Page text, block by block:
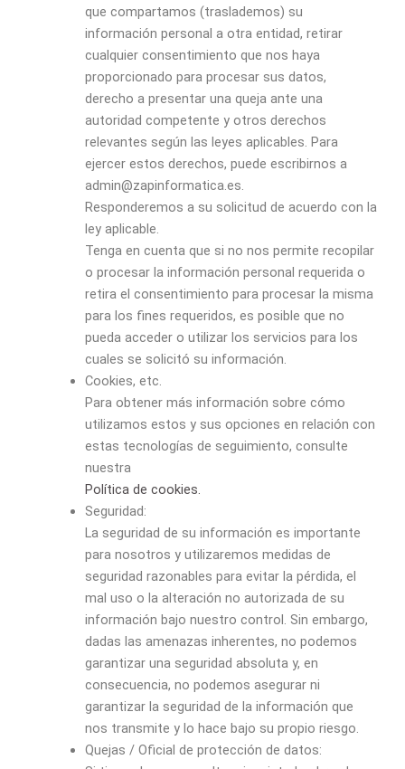
que compartamos (traslademos) su
información personal a otra entidad, retirar
cualquier consentimiento que nos haya
proporcionado para procesar sus datos,
derecho a presentar una queja ante una
autoridad competente y otros derechos
relevantes según las leyes aplicables. Para
ejercer estos derechos, puede escribirnos a
admin@zapinformatica.es.
Responderemos a su solicitud de acuerdo con la
ley aplicable.
Tenga en cuenta que si no nos permite recopilar
o procesar la información personal requerida o
retira el consentimiento para procesar la misma
para los fines requeridos, es posible que no
pueda acceder o utilizar los servicios para los
cuales se solicitó su información.
Cookies, etc.
Para obtener más información sobre cómo
utilizamos estos y sus opciones en relación con
estas tecnologías de seguimiento, consulte
nuestra
Política de cookies.
Seguridad:
La seguridad de su información es importante
para nosotros y utilizaremos medidas de
seguridad razonables para evitar la pérdida, el
mal uso o la alteración no autorizada de su
información bajo nuestro control. Sin embargo,
dadas las amenazas inherentes, no podemos
garantizar una seguridad absoluta y, en
consecuencia, no podemos asegurar ni
garantizar la seguridad de la información que
nos transmite y lo hace bajo su propio riesgo.
Quejas / Oficial de protección de datos: